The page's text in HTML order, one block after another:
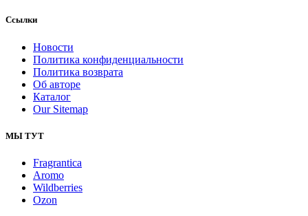
Ссылки
Новости
Политика конфиденциальности
Политика возврата
Об авторе
Каталог
Our Sitemap
МЫ ТУТ
Fragrantica
Aromo
Wildberries
Ozon